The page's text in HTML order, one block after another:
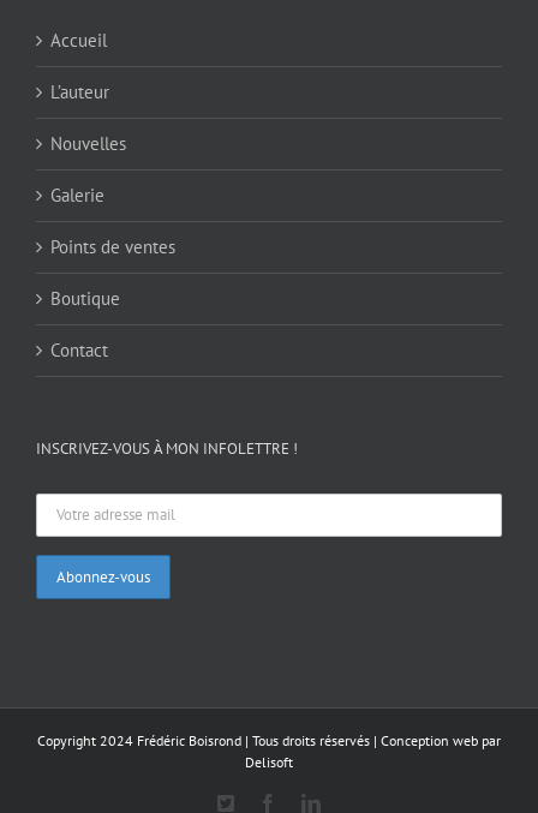
Accueil
L’auteur
Nouvelles
Galerie
Points de ventes
Boutique
Contact
INSCRIVEZ-VOUS À MON INFOLETTRE !
Copyright 2024 Frédéric Boisrond | Tous droits réservés | Conception web par
Delisoft
FacebookLinkedIn